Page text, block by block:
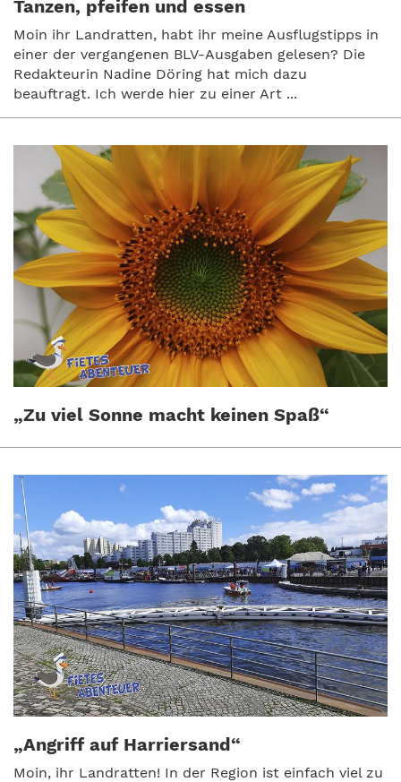
Tanzen, pfeifen und essen
Moin ihr Landratten, habt ihr meine Ausflugstipps in
einer der vergangenen BLV-Ausgaben gelesen? Die
Redakteurin Nadine Döring hat mich dazu
beauftragt. Ich werde hier zu einer Art ...
„Zu viel Sonne macht keinen Spaß“
„Angriff auf Harriersand“
Moin, ihr Landratten! In der Region ist einfach viel zu